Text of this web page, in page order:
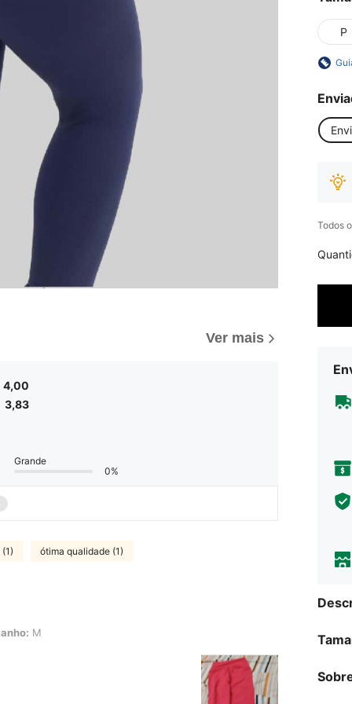
Ver mais
4,00
3,83
Grande
0%
ótima qualidade (1)
M
P
Todos